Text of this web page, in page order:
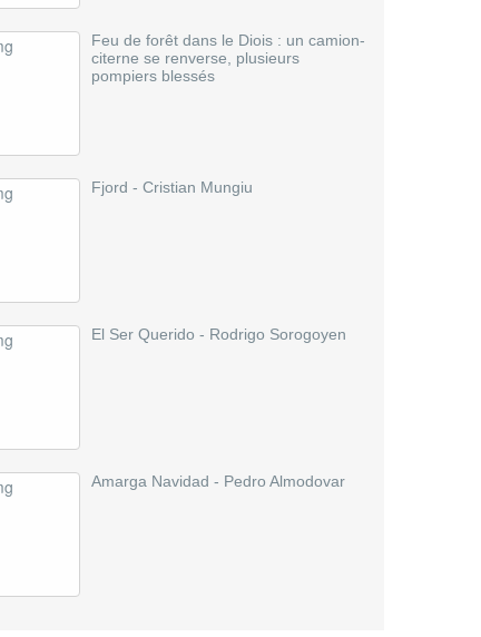
Feu de forêt dans le Diois : un camion-
citerne se renverse, plusieurs
pompiers blessés
Fjord - Cristian Mungiu
El Ser Querido - Rodrigo Sorogoyen
Amarga Navidad - Pedro Almodovar